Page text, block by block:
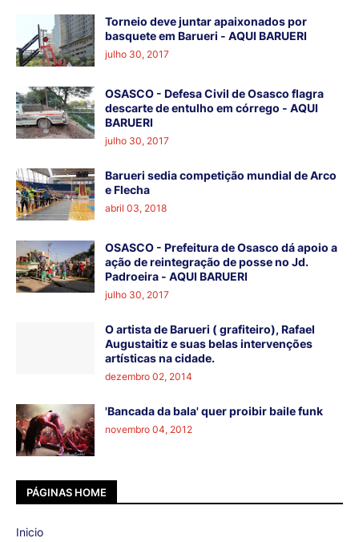
Torneio deve juntar apaixonados por
basquete em Barueri - AQUI BARUERI
julho 30, 2017
OSASCO - Defesa Civil de Osasco flagra
descarte de entulho em córrego - AQUI
BARUERI
julho 30, 2017
Barueri sedia competição mundial de Arco
e Flecha
abril 03, 2018
OSASCO - Prefeitura de Osasco dá apoio a
ação de reintegração de posse no Jd.
Padroeira - AQUI BARUERI
julho 30, 2017
O artista de Barueri ( grafiteiro), Rafael
Augustaitiz e suas belas intervenções
artísticas na cidade.
dezembro 02, 2014
'Bancada da bala' quer proibir baile funk
novembro 04, 2012
PÁGINAS HOME
Inicio